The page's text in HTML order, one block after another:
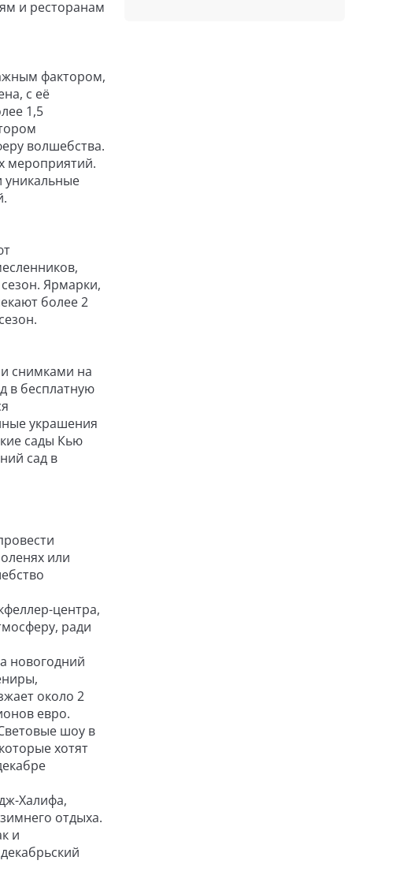
и ресторанам
фактором,
с её
1,5
волшебства.
мероприятий.
уникальные
Ярмарки,
более 2
снимками на
в бесплатную
украшения
сады Кью
сад в
или
центра,
ради
новогодний
около 2
евро.
шоу в
хотят
Халифа,
отдыха.
и